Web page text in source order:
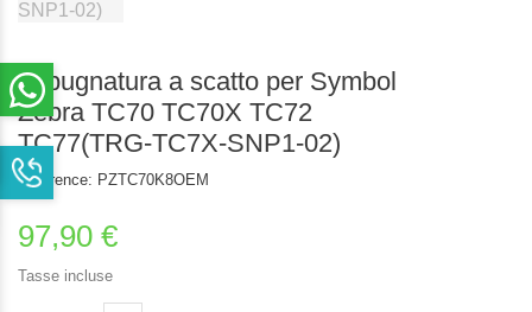
Impugnatura a scatto per Symbol
Zebra TC70 TC70X TC72
TC77(TRG-TC7X-SNP1-02)
Reference: PZTC70K8OEM
97,90 €
Tasse incluse